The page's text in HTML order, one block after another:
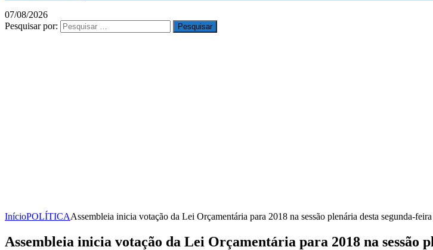
07/08/2026
Pesquisar por:
InícioPOLÍTICAAssembleia inicia votação da Lei Orçamentária para 2018 na sessão plenária desta segunda-
Assembleia inicia votação da Lei Orçamentária para 2018 na sessão